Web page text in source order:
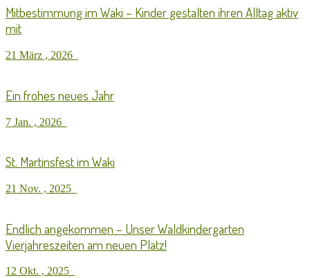
Mitbestimmung im Waki – Kinder gestalten ihren Alltag aktiv
mit
21 März , 2026
Ein frohes neues Jahr
7 Jan. , 2026
St. Martinsfest im Waki
21 Nov. , 2025
Endlich angekommen – Unser Waldkindergarten
Vierjahreszeiten am neuen Platz!
12 Okt. , 2025